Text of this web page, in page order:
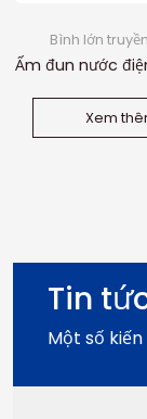
Bình lớn
Ấm đun nước
Xem
Tin
Một số